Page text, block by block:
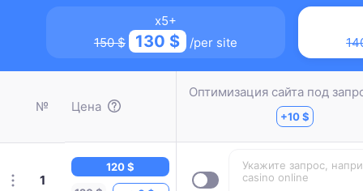
x5+
150 $
130 $ /per site
№ Цена
1
120 $
Оптимизация сайта под
+10 $